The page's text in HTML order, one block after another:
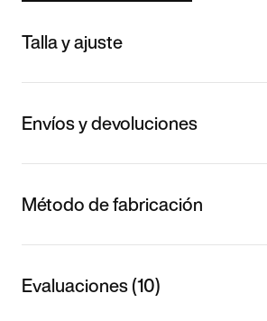
Talla y ajuste
Envíos y devoluciones
Método de fabricación
Evaluaciones (10)